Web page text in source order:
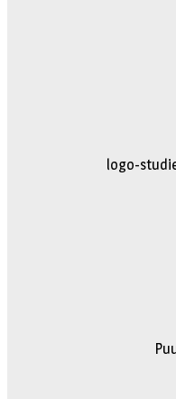
logo-